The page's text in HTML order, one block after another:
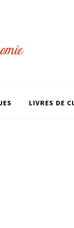
LIVRES DE